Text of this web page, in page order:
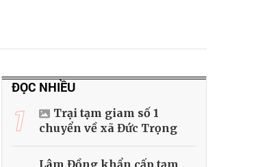
ĐỌC NHIỀU
1
Trại tạm giam số 1
chuyển về xã Đức Trọng